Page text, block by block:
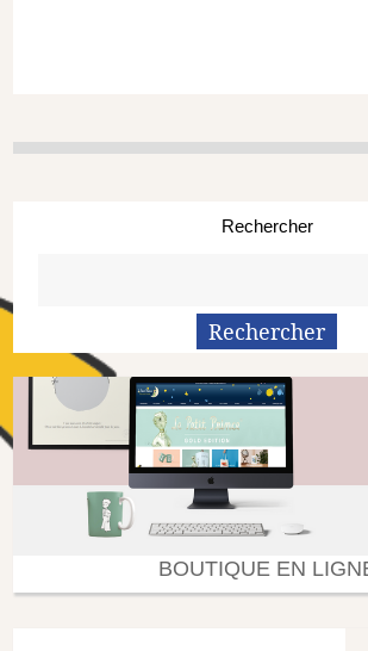
Rechercher
BOUTIQUE EN